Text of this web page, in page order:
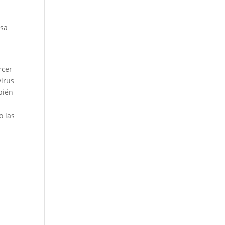
las